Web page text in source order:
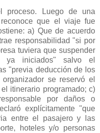
proceso. Luego de una
que el viaje fue
a) Que de acuerdo
responsabilidad "si por
tuviera que suspender
ya iniciados" salvo el
"previa deducción de los
se reservó el
itinerario programado; c)
por daños o
explícitamente "que
entre el pasajero y las
hoteles y/o personas